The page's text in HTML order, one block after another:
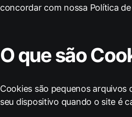
concordar com nossa Política
O que são
Cookies são pequenos
seu dispositivo quando o site é